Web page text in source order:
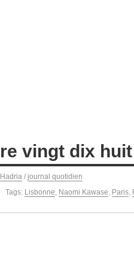
vingt dix huit
/ journal quotidien
Tags: Lisbonne Naomi Kawase Paris